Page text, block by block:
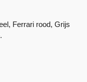
Ferrari rood, Grijs